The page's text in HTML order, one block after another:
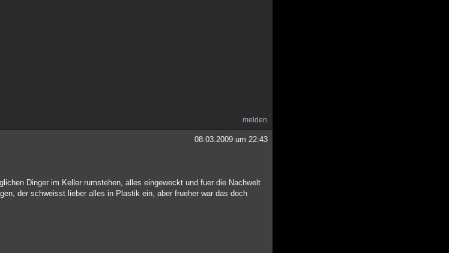
melden
08.03.2009 um 22:43
Dinger im Keller rumstehen, alles eingeweckt und fuer die Nachwelt
der schweisst lieber alles in Plastik ein, aber frueher war das doch